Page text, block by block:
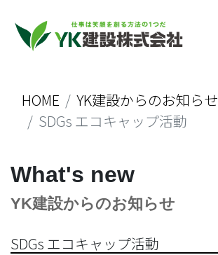
HOME
YK建設からのお知らせ
SDGs エコキャップ活動
What's new
YK建設からのお知らせ
SDGs エコキャップ活動